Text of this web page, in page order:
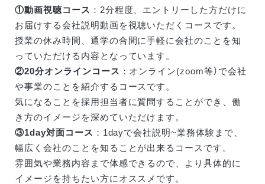
①動画視聴コース ：2分程度、エントリーした方だけに
お届けする会社説明動画を視聴いただくコースです。
授業の休み時間、通学の合間に手軽に会社のことを知
っていただける内容となっています。
②20分オンラインコース ：オンライン(zoom等）で会社
や事業のことを紹介するコースです。
気になることを採用担当者に質問することができ、働
き方のイメージを深めていただけます。
③1day対面コース ：1dayで会社説明~業務体験まで、
幅広く会社のことを知ることが出来るコースです。
雰囲気や業務内容まで体感できるので、より具体的に
イメージを持ちたい方にオススメです。